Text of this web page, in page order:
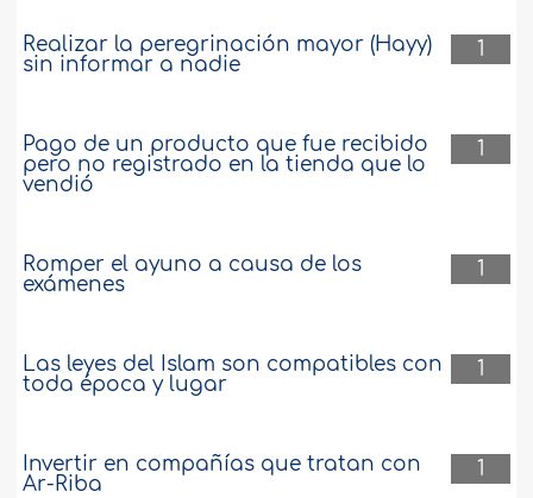
1
Realizar la peregrinación mayor (Hayy)
sin informar a nadie
1
Pago de un producto que fue recibido
pero no registrado en la tienda que lo
vendió
1
Romper el ayuno a causa de los
exámenes
1
Las leyes del Islam son compatibles con
toda época y lugar
1
Invertir en compañías que tratan con
Ar-Riba